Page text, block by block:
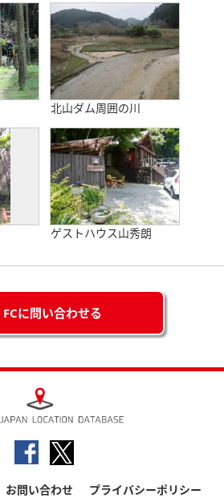
北山ダム周囲の川
ゲストハウス山秀朗
FCに問い合わせる
お問い合わせ プライバシーポリシー